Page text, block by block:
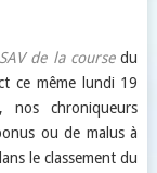
SAV de la coursedu
ce même lundi 19
chroniqueurs
ou de malus à
le classement du